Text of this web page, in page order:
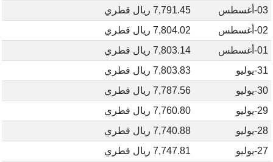
03-أغسطس
7,791.45 ريال قطري
02-أغسطس
7,804.02 ريال قطري
01-أغسطس
7,803.14 ريال قطري
31-يوليو
7,803.83 ريال قطري
30-يوليو
7,787.56 ريال قطري
29-يوليو
7,760.80 ريال قطري
28-يوليو
7,740.88 ريال قطري
27-يوليو
7,747.81 ريال قطري